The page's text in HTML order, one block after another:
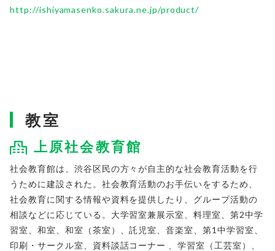
http://ishiyamasenko.sakura.ne.jp/product/
教室
上原社会教育館
社会教育館は、渋谷区民の方々が自主的な社会教育活動を行
うために建設された。社会教育活動のお手伝いをするため、
社会教育に関する情報や資料を提供したり、グループ活動の
相談などに応じている。大学習室兼展示室、料理室、第2中学
習室、和室、和室（茶室）、託児室、音楽室、第1中学習室、
印刷・サークル室、資料談話コーナー 、学習室（工芸室）、